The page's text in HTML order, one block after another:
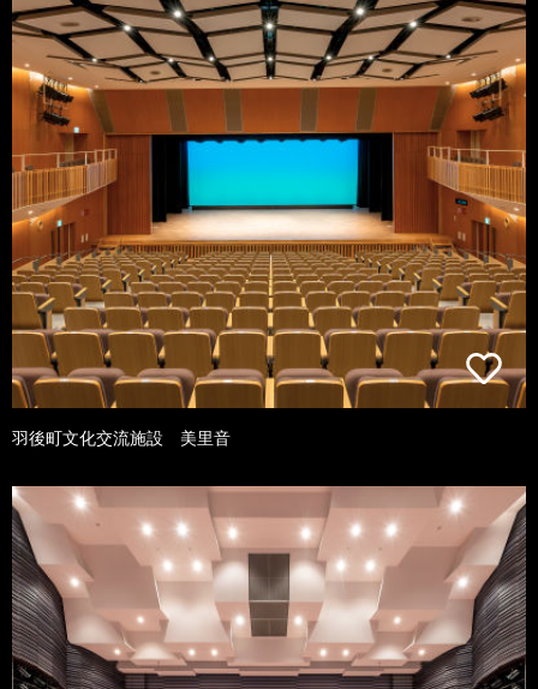
羽後町文化交流施設 美里音